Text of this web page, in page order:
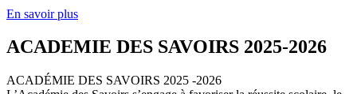
En savoir plus
ACADEMIE DES SAVOIRS 2025-2026
ACADÉMIE DES SAVOIRS 2025 -2026